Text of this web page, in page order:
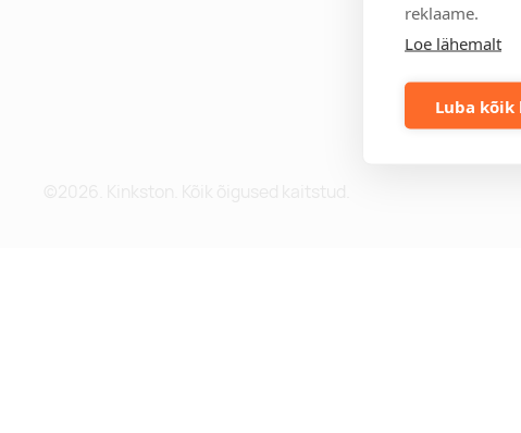
reklaame.
Loe lähemalt
Luba kõik
Blogi